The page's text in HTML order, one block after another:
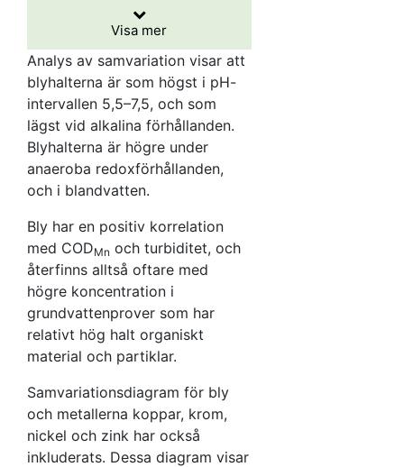
nyckelparametrar (pH,
redox, kemisk
syreförbrukning,
konduktivitet och turbiditet)
samt koppar, krom, nickel
och zink i boxplotdiagram.
Boxens under- och överkant
visar 25:e respektive 75:e
percentilen, strecket i mitten
(50:e percentilen), och
staplarna under och över
boxen visar 5:e respektive
95:e percentilen.
samvariation mellan
parametrarna, har enskilda
analysresultat använts i
stället för medelvärden för
varje provtagningsplats.
Diagrammen för bly grundas
på cirka 45 000 blyanalyser,
samtliga är från 2001 och
framåt. 9 procent av denna
data är från
Vattentäktsarkivet, 10
procent från nationell och
regional miljöövervakning,
och 81 procent är
vattenprov från enskilda
brunnar. De enskilda
diagrammen bygger på färre
data, eftersom endast de
prover där både bly och den
aktuella
samvariationsparametern
analyserats finns med i
boxplotdiagrammet.
Visa mer
Analys av samvariation visar att
blyhalterna är som högst i pH-
intervallen 5,5–7,5, och som
lägst vid alkalina förhållanden.
Blyhalterna är högre under
anaeroba redoxförhållanden,
och i blandvatten.
Bly har en positiv korrelation
med CODMn och turbiditet, och
återfinns alltså oftare med
högre koncentration i
grundvattenprover som har
relativt hög halt organiskt
material och partiklar.
Samvariationsdiagram för bly
och metallerna koppar, krom,
nickel och zink har också
inkluderats. Dessa diagram visar